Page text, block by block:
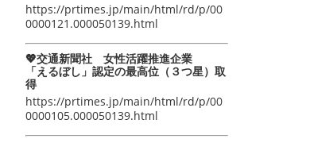
https://prtimes.jp/main/html/rd/p/00
0000121.000050139.html
💖交通新聞社 女性活躍推進企業
「えるぼし」認定の最高位（３つ星）取
得
https://prtimes.jp/main/html/rd/p/00
0000105.000050139.html